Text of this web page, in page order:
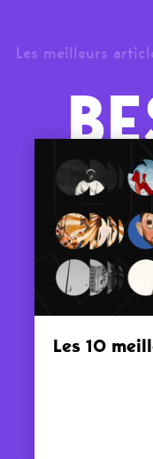
Les meilleurs
Les 10